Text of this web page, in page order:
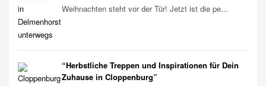
Weihnachten steht vor der Tür! Jetzt ist die pe...
“Herbstliche Treppen und Inspirationen für Dein
Zuhause in Cloppenburg”